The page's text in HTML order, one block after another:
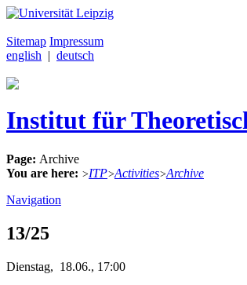
Sitemap Impressum
english | deutsch
Institut für
Page: Archive
You are here: >ITP>Activities>Archive
Navigation
13/25
Dienstag, 18.06., 17:00